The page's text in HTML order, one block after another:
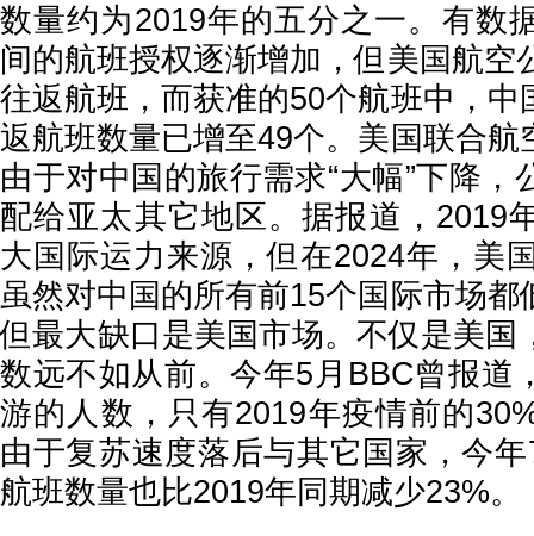
数量约为2019年的五分之一。有数
间的航班授权逐渐增加，但美国航空
往返航班，而获准的50个航班中，中
返航班数量已增至49个。美国联合航
由于对中国的旅行需求“大幅”下降，
配给亚太其它地区。据报道，2019
大国际运力来源，但在2024年，美
虽然对中国的所有前15个国际市场都
但最大缺口是美国市场。不仅是美国
数远不如从前。今年5月BBC曾报道
游的人数，只有2019年疫情前的
由于复苏速度落后与其它国家，今
航班数量也比2019年同期减少23%。